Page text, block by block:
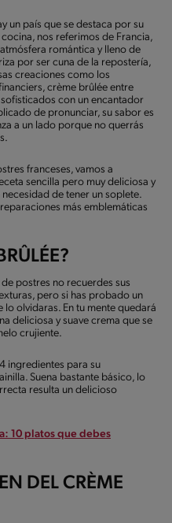
un país que se destaca por su
nos referimos de Francia,
romántica y lleno de
por ser cuna de la repostería,
creaciones como los
crème brûlée entre
con un encantador
de pronunciar, su sabor es
a un lado porque no querrás
franceses, vamos a
sencilla pero muy deliciosa y
de tener un soplete.
más emblemáticas
postres no recuerdes sus
pero si has probado un
olvidaras. En tu mente quedará
deliciosa y suave crema que se
crujiente.
ingredientes para su
Suena bastante básico, lo
resulta un delicioso
10 platos que debes
DEL CRÈME